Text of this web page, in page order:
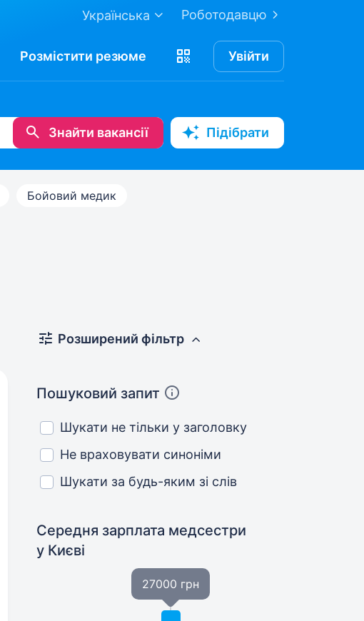
Роботодавцю
Українська
Розмістити резюме Увійти
Знайти вакансії Підібрати
Бойовий медик
Розширений фільтр
Пошуковий запит
Шукати не тільки у заголовку
Не враховувати синоніми
Шукати за будь-яким зі слів
Середня зарплата медсестри
у Києві
27000 грн